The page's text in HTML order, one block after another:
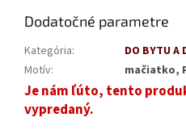
Dodatočné parametre
Kategória:
DO BYTU A
Motív: mačiatko,
Je nám ľúto, tento
vypredaný.